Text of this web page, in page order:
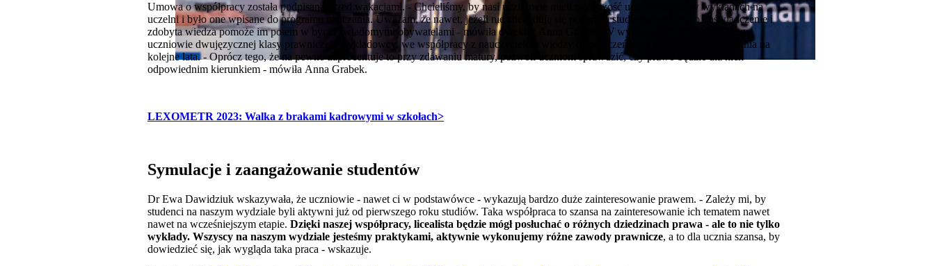
Umowa o współpracy została podpisana przed wakacjami. - Chcieliśmy, by nasi uczniowie mieli możliwość uczestniczenia w wykładach na
uczelni i było one wpisane do programu nauczania. Uważam, że nawet, jeżeli nie zdecydują się potem na studia prawnicze, to doświadczenie i
zdobyta wiedza pomoże im potem w byciu świadomymi obywatelami - mówiła dyrektor Anna Grabek. W wykładach uczestniczyć mogą
uczniowie dwujęzycznej klasy prawniczej. Wykładowcy, we współpracy z nauczycielem wiedzy o społeczeństwie stworzyli plan działania na
kolejne lata. - Oprócz tego, że na pewno zaprocentuje to przy zdawaniu matury, pozwoli uczniom sprawdzić, czy prawo będzie dla nich
odpowiednim kierunkiem - mówiła Anna Grabek.
LEXOMETR 2023: Walka z brakami kadrowymi w szkołach>
Symulacje i zaangażowanie studentów
Dr Ewa Dawidziuk wskazywała, że uczniowie - nawet ci w podstawówce - wykazują bardzo duże zainteresowanie prawem. - Zależy mi, by
studenci na naszym wydziale byli aktywni już od pierwszego roku studiów. Taka współpraca to szansa na zainteresowanie ich tematem nawet
nawet na wcześniejszym etapie. Dzięki naszej współpracy, licealista będzie mógł posłuchać o różnych dziedzinach prawa - ale to nie tylko
wykłady. Wszyscy na naszym wydziale jesteśmy praktykami, aktywnie wykonujemy różne zawody prawnicze, a to dla ucznia szansa, by
dowiedzieć się, jak wygląda taka praca - wskazuje.